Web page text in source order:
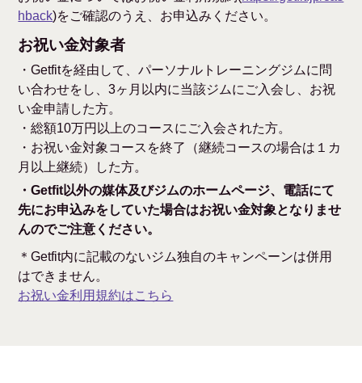
hback)をご確認のうえ、お申込みください。
お祝い金対象者
・Getfitを経由して、パーソナルトレーニングジムに問
い合わせをし、3ヶ月以内に当該ジムにご入会し、お祝
い金申請した方。
・総額10万円以上のコースにご入会された方。
・お祝い金対象コースを終了（継続コースの場合は１カ
月以上継続）した方。
・Getfit以外の媒体及びジムのホームページ、電話にて
先にお申込みをしていた場合はお祝い金対象となりませ
んのでご注意ください。
＊Getfit内に記載のないジム独自のキャンペーンは併用
はできません。
お祝い金利用規約はこちら